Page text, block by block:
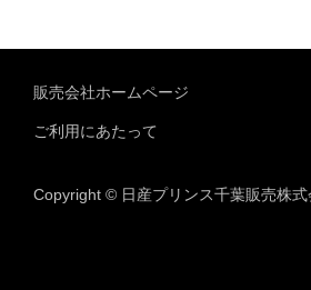
販売会社ホームページ
ご利用にあたって
Copyright © 日産プリンス千葉販売株式